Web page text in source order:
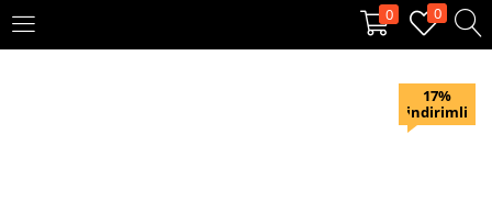
0 0
KAYIT OL
17%
indirimli